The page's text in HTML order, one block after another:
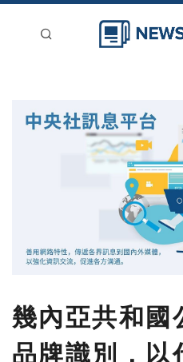
幾內亞共和國
品牌識別，以